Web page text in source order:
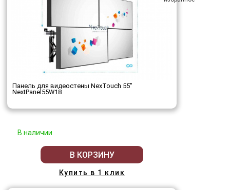
Панель для видеостены NexTouch 55"
NextPanel55W18
В наличии
В КОРЗИНУ
Купить в 1 клик